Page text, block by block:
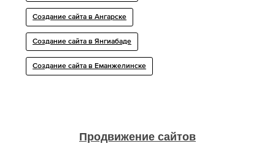
Создание сайта в Ангарске
Создание сайта в Янгиабаде
Создание сайта в Еманжелинске
Продвижение сайтов